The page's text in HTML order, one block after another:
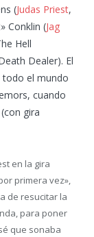
(Judas Priest,
Conklin (Jag
Hell
Dealer). El
todo el mundo
cuando
gira
en la gira
primera vez»,
de resucitar la
para poner
que sonaba